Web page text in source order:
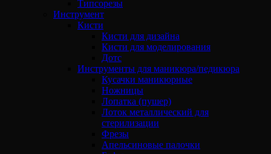
Типсорезы
Инструмент
Кисти
Кисти для дизайна
Кисти для моделирования
Дотс
Инструменты для маникюра/педикюра
Кусачки маникюрные
Ножницы
Лопатка (пушер)
Лоток металлический для
стерилизации
Фрезы
Апельсиновые палочки